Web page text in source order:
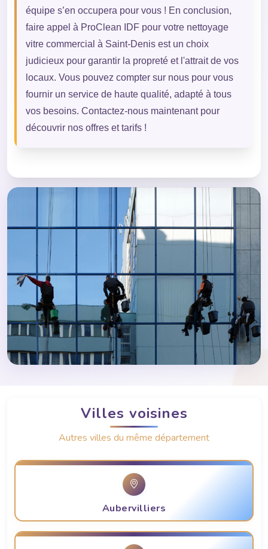
équipe s’en occupera pour vous ! En conclusion,
faire appel à ProClean IDF pour votre nettoyage
vitre commercial à Saint-Denis est un choix
judicieux pour garantir la propreté et l'attrait de vos
locaux. Vous pouvez compter sur nous pour vous
fournir un service de haute qualité, adapté à tous
vos besoins. Contactez-nous maintenant pour
découvrir nos offres et tarifs !
Villes voisines
Autres villes du même département
Aubervilliers